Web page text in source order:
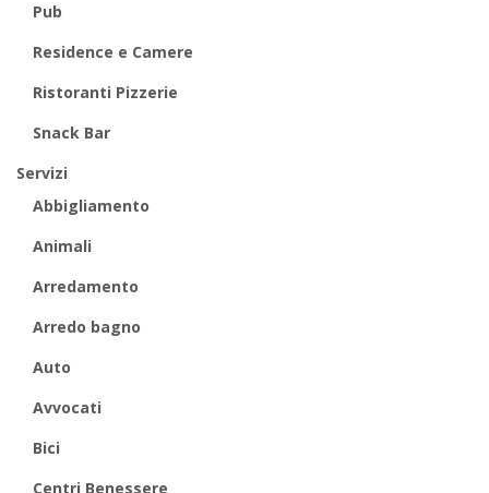
Pub
Residence e Camere
Ristoranti Pizzerie
Snack Bar
Servizi
Abbigliamento
Animali
Arredamento
Arredo bagno
Auto
Avvocati
Bici
Centri Benessere